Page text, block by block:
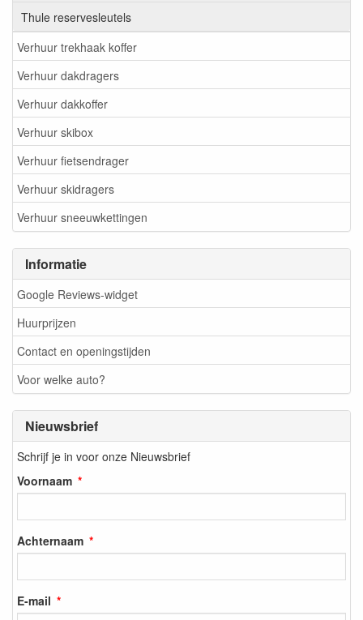
Thule reservesleutels
Verhuur trekhaak koffer
Verhuur dakdragers
Verhuur dakkoffer
Verhuur skibox
Verhuur fietsendrager
Verhuur skidragers
Verhuur sneeuwkettingen
Informatie
Google Reviews-widget
Huurprijzen
Contact en openingstijden
Voor welke auto?
Nieuwsbrief
Schrijf je in voor onze Nieuwsbrief
Voornaam
Achternaam
E-mail